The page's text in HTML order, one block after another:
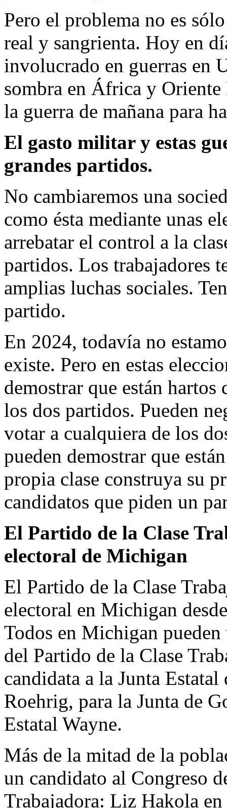
Pero el problema no es
real y sangrienta. Hoy en
involucrado en guerras en
sombra en África y Oriente
la guerra de mañana para
El gasto militar y estas
grandes partidos.
No cambiaremos una
como ésta mediante unas
arrebatar el control a la
partidos. Los trabajadores
amplias luchas sociales.
partido.
En 2024, todavía no
existe. Pero en estas
demostrar que están hartos
los dos partidos. Pueden
votar a cualquiera de los
pueden demostrar que
propia clase construya su
candidatos que piden un
El Partido de la Clase
electoral de Michigan
El Partido de la Clase
electoral en Michigan
Todos en Michigan
del Partido de la Clase
candidata a la Junta
Roehrig, para la Junta de
Estatal Wayne.
Más de la mitad de la
un candidato al Congreso
Trabajadora: Liz Hakola